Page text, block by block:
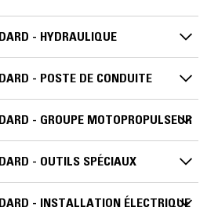
- HYDRAULIQUE
- POSTE DE CONDUITE
- GROUPE MOTOPROPULSEUR
- OUTILS SPÉCIAUX
- INSTALLATION ÉLECTRIQUE